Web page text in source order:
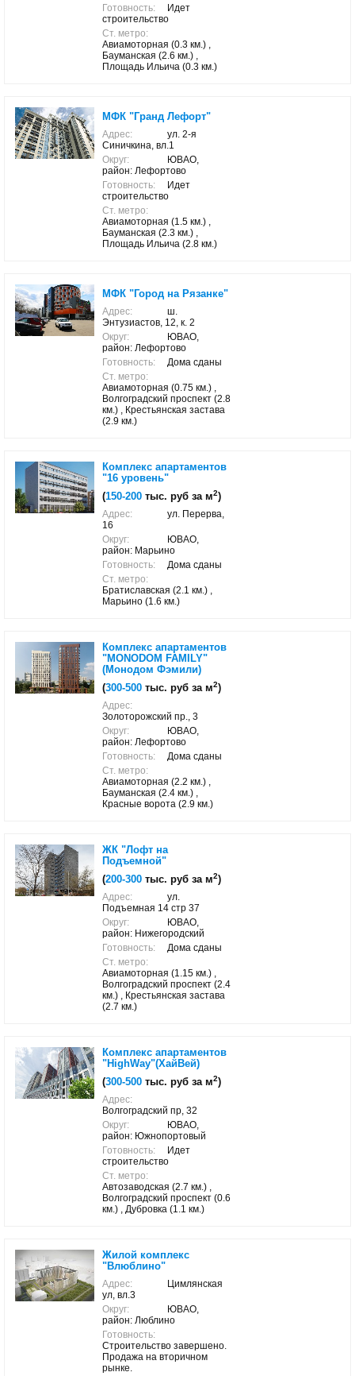
Готовность:
Идет
строительство
Ст. метро:
Авиамоторная (0.3 км.) ,
Бауманская (2.6 км.) ,
Площадь Ильича (0.3 км.)
МФК "Гранд Лефорт"
Адрес:
ул. 2-я
Синичкина, вл.1
Округ:
ЮВАО,
район: Лефортово
Готовность:
Идет
строительство
Ст. метро:
Авиамоторная (1.5 км.) ,
Бауманская (2.3 км.) ,
Площадь Ильича (2.8 км.)
МФК "Город на Рязанке"
Адрес:
ш.
Энтузиастов, 12, к. 2
Округ:
ЮВАО,
район: Лефортово
Готовность:
Дома сданы
Ст. метро:
Авиамоторная (0.75 км.) ,
Волгоградский проспект (2.8
км.) , Крестьянская застава
(2.9 км.)
Комплекс апартаментов
"16 уровень"
(150-200 тыс. руб за м2)
Адрес:
ул. Перерва,
16
Округ:
ЮВАО,
район: Марьино
Готовность:
Дома сданы
Ст. метро:
Братиславская (2.1 км.) ,
Марьино (1.6 км.)
Комплекс апартаментов
"MONODOM FAMILY"
(Монодом Фэмили)
(300-500 тыс. руб за м2)
Адрес:
Золоторожский пр., 3
Округ:
ЮВАО,
район: Лефортово
Готовность:
Дома сданы
Ст. метро:
Авиамоторная (2.2 км.) ,
Бауманская (2.4 км.) ,
Красные ворота (2.9 км.)
ЖК "Лофт на
Подъемной"
(200-300 тыс. руб за м2)
Адрес:
ул.
Подъемная 14 стр 37
Округ:
ЮВАО,
район: Нижегородский
Готовность:
Дома сданы
Ст. метро:
Авиамоторная (1.15 км.) ,
Волгоградский проспект (2.4
км.) , Крестьянская застава
(2.7 км.)
Комплекс апартаментов
"HighWay"(ХайВей)
(300-500 тыс. руб за м2)
Адрес:
Волгоградский пр, 32
Округ:
ЮВАО,
район: Южнопортовый
Готовность:
Идет
строительство
Ст. метро:
Автозаводская (2.7 км.) ,
Волгоградский проспект (0.6
км.) , Дубровка (1.1 км.)
Жилой комплекс
"Влюблино"
Адрес:
Цимлянская
ул, вл.3
Округ:
ЮВАО,
район: Люблино
Готовность:
Строительство завершено.
Продажа на вторичном
рынке.